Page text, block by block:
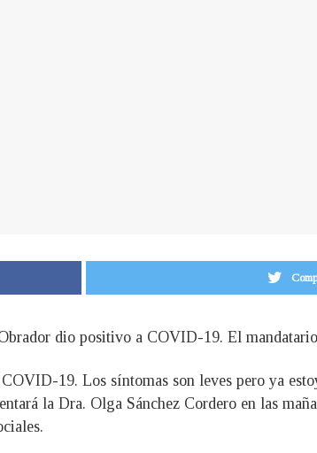
dio positivo a COVID-19. El
19. Los síntomas son leves pero ya
la Dra. Olga Sánchez Cordero en las